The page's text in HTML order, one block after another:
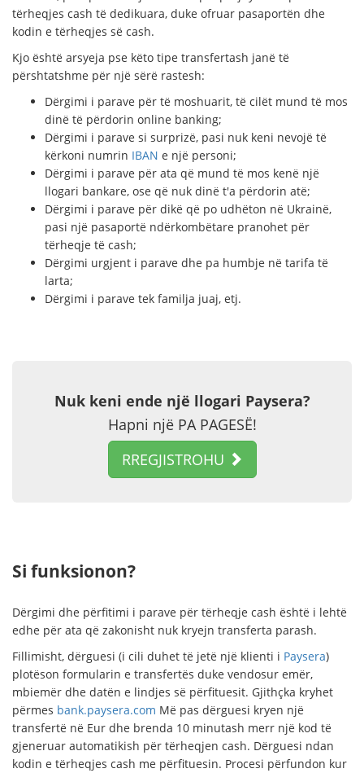
tërheqjes cash të dedikuara, duke ofruar pasaportën dhe
kodin e tërheqjes së cash.
Kjo është arsyeja pse këto tipe transfertash janë të
përshtatshme për një sërë rastesh:
Dërgimi i parave për të moshuarit, të cilët mund të mos
dinë të përdorin online banking;
Dërgimi i parave si surprizë, pasi nuk keni nevojë të
kërkoni numrin IBAN e një personi;
Dërgimi i parave për ata që mund të mos kenë një
llogari bankare, ose që nuk dinë t'a përdorin atë;
Dërgimi i parave për dikë që po udhëton në Ukrainë,
pasi një pasaportë ndërkombëtare pranohet për
tërheqje të cash;
Dërgimi urgjent i parave dhe pa humbje në tarifa të
larta;
Dërgimi i parave tek familja juaj, etj.
Nuk keni ende një llogari Paysera?
Hapni një PA PAGESË!
RREGJISTROHU
Si funksionon?
Dërgimi dhe përfitimi i parave për tërheqje cash është i lehtë
edhe për ata që zakonisht nuk kryejn transferta parash.
Fillimisht, dërguesi (i cili duhet të jetë një klienti i Paysera)
plotëson formularin e transfertës duke vendosur emër,
mbiemër dhe datën e lindjes së përfituesit. Gjithçka kryhet
përmes bank.paysera.com Më pas dërguesi kryen një
transfertë në Eur dhe brenda 10 minutash merr një kod të
gjeneruar automatikish për tërheqjen cash. Dërguesi ndan
kodin e tërheqjes cash me përfituesin. Procesi përfundon kur